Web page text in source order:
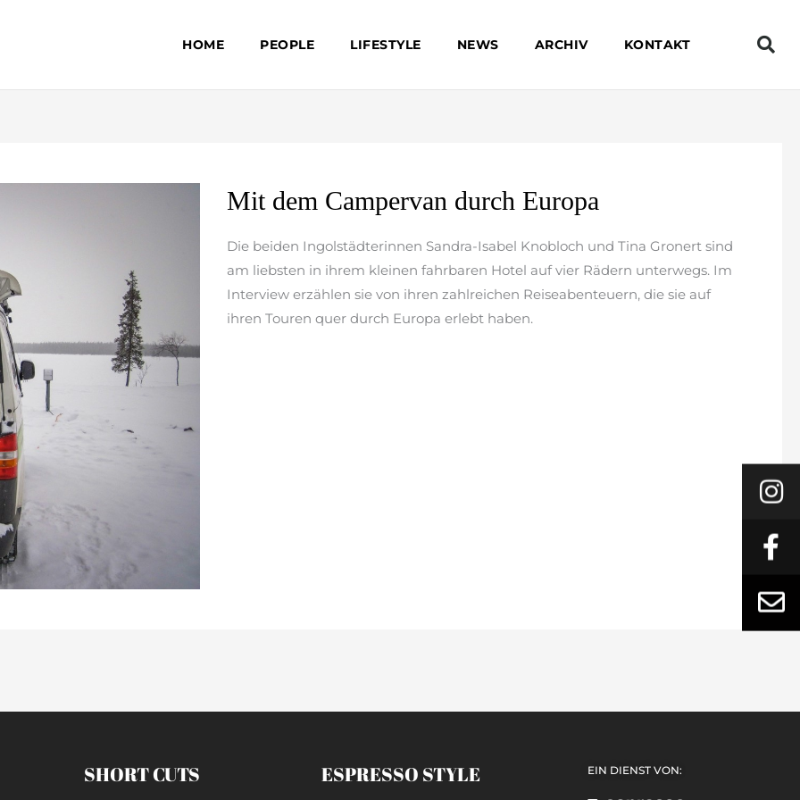
HOME PEOPLE LIFESTYLE NEWS ARCHIV KONTAKT
Mit dem Campervan durch Europa
Die beiden Ingolstädterinnen Sandra-Isabel Knobloch und Tina Gronert sind
am liebsten in ihrem kleinen fahrbaren Hotel auf vier Rädern unterwegs. Im
Interview erzählen sie von ihren zahlreichen Reiseabenteuern, die sie auf
ihren Touren quer durch Europa erlebt haben.
Mit
Campervan
durch
Europa
SHORT CUTS ESPRESSO STYLE EIN DIENST VON: